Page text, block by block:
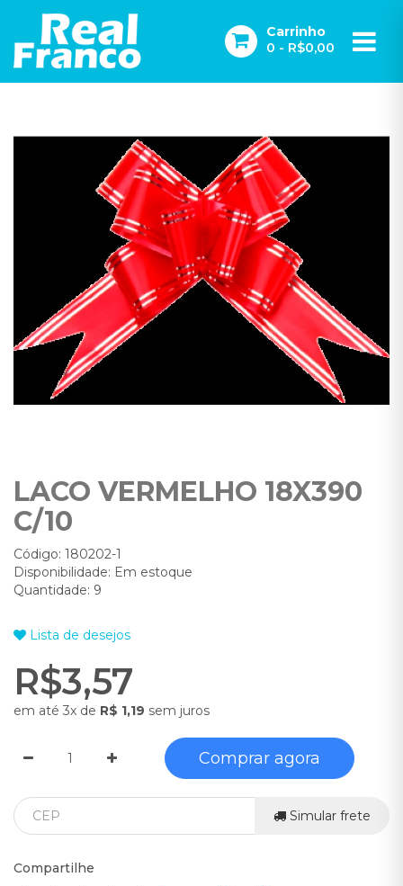
Carrinho
0 - R$0,00
LACO VERMELHO 18X390
C/10
Código: 180202-1
Disponibilidade: Em estoque
Quantidade: 9
Lista de desejos
R$3,57
em até 3x de R$ 1,19 sem juros
Comprar agora
Simular frete
Compartilhe